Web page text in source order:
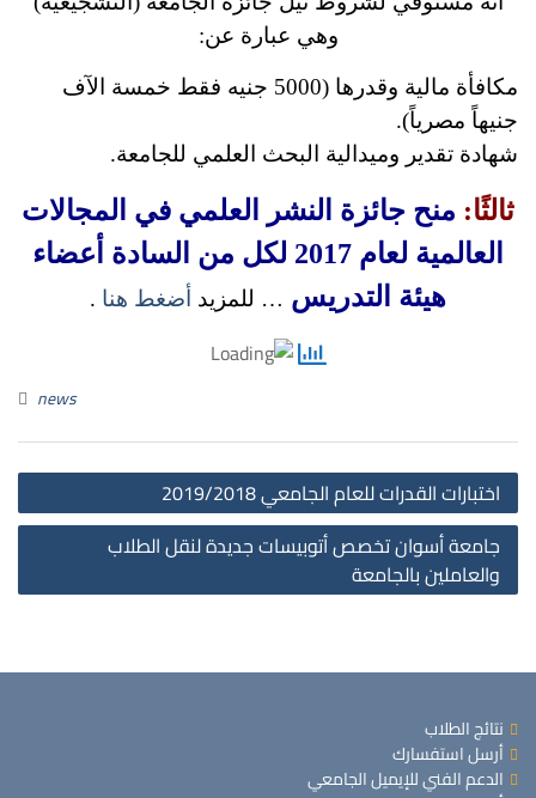
وهي عبارة عن:
مكافأة مالية وقدرها (5000 جنيه فقط خمسة الآف
جنيهاً مصرياً).
شهادة تقدير وميدالية البحث العلمي للجامعة.
ثالثًا: منح جائزة النشر العلمي في المجالات
العالمية لعام 2017 لكل من السادة أعضاء
هيئة التدريس … للمزيد أضغط هنا .
news
اختبارات القدرات للعام الجامعي 2019/2018
جامعة أسوان تخصص أتوبيسات جديدة لنقل الطلاب
والعاملين بالجامعة
نتائج الطلاب
أرسل استفسارك
الدعم الفني للإيميل الجامعي